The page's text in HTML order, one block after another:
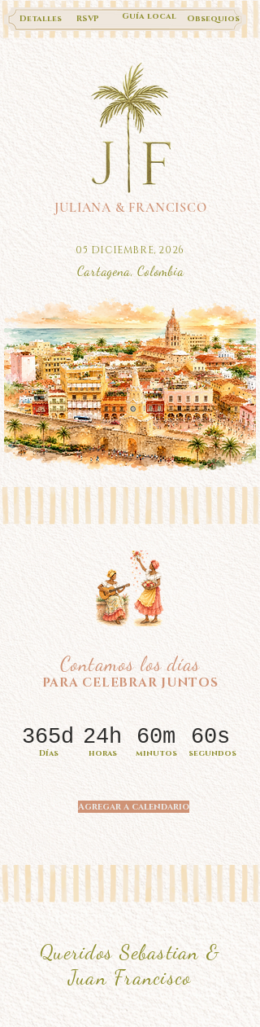
Guía local
Detalles RSVP Obsequios
JULIANA & FRANCISCO
05 DICIEMBRE, 2026
Cartagena, Colombia
Contamos los días
PARA CELEBRAR JUNTOS
Días horas minutos segundos
365d 24h 60m 60s
Agregar a calendario
Queridos Sebastian &
Juan Francisco